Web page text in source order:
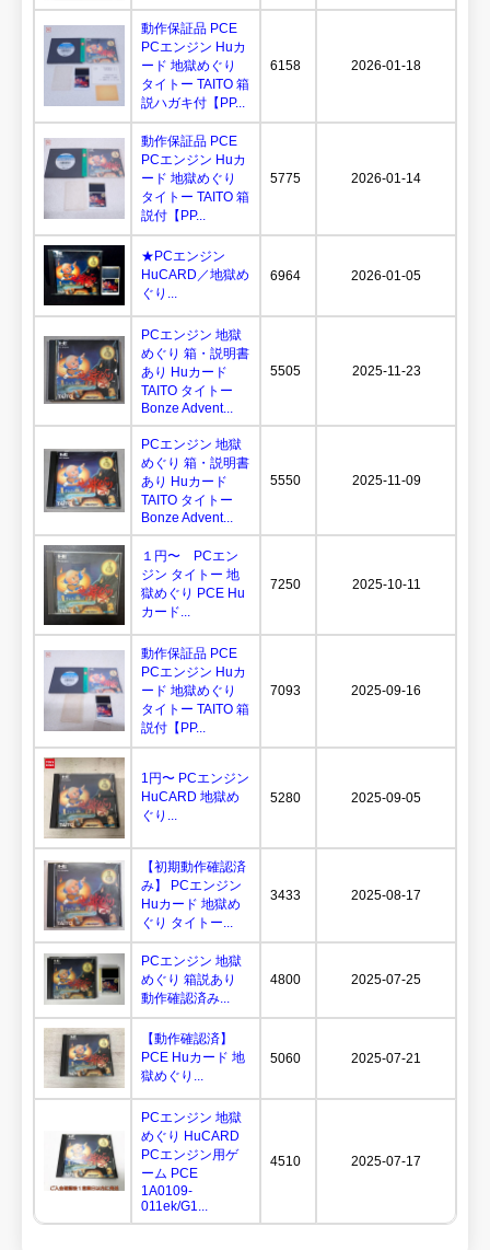
動作保証品 PCE
PCエンジン Huカ
ード 地獄めぐり
タイトー TAITO 箱
説ハガキ付【PP...
6158 2026-01-18
動作保証品 PCE
PCエンジン Huカ
ード 地獄めぐり
タイトー TAITO 箱
説付【PP...
5775 2026-01-14
★PCエンジン
HuCARD／地獄め
ぐり...
6964 2026-01-05
PCエンジン 地獄
めぐり 箱・説明書
あり Huカード
TAITO タイトー
Bonze Advent...
5505 2025-11-23
PCエンジン 地獄
めぐり 箱・説明書
あり Huカード
TAITO タイトー
Bonze Advent...
5550 2025-11-09
１円〜 PCエン
ジン タイトー 地
獄めぐり PCE Hu
カード...
7250 2025-10-11
動作保証品 PCE
PCエンジン Huカ
ード 地獄めぐり
タイトー TAITO 箱
説付【PP...
7093 2025-09-16
1円〜 PCエンジン
HuCARD 地獄め
ぐり...
5280 2025-09-05
【初期動作確認済
み】 PCエンジン
Huカード 地獄め
ぐり タイトー...
3433 2025-08-17
PCエンジン 地獄
めぐり 箱説あり
動作確認済み...
4800 2025-07-25
【動作確認済】
PCE Huカード 地
獄めぐり...
5060 2025-07-21
PCエンジン 地獄
めぐり HuCARD
PCエンジン用ゲ
ーム PCE
1A0109-
011ek/G1...
4510 2025-07-17